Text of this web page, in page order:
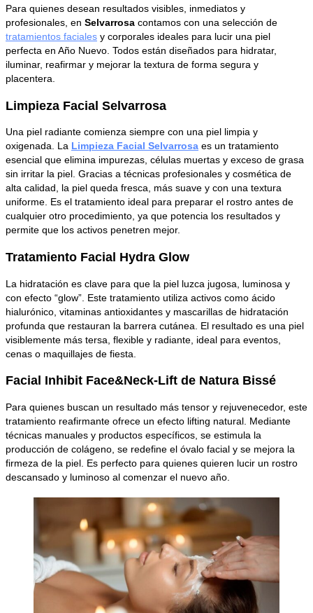
Para quienes desean resultados visibles, inmediatos y
profesionales, en Selvarrosa contamos con una selección de
tratamientos faciales y corporales ideales para lucir una piel
perfecta en Año Nuevo. Todos están diseñados para hidratar,
iluminar, reafirmar y mejorar la textura de forma segura y
placentera.
Limpieza Facial Selvarrosa
Una piel radiante comienza siempre con una piel limpia y
oxigenada. La Limpieza Facial Selvarrosa es un tratamiento
esencial que elimina impurezas, células muertas y exceso de grasa
sin irritar la piel. Gracias a técnicas profesionales y cosmética de
alta calidad, la piel queda fresca, más suave y con una textura
uniforme. Es el tratamiento ideal para preparar el rostro antes de
cual­quier otro procedimiento, ya que potencia los resultados y
permite que los activos penetren mejor.
Tratamiento Facial Hydra Glow
La hidratación es clave para que la piel luzca jugosa, luminosa y
con efecto “glow”. Este tratamiento utiliza activos como ácido
hialurónico, vitaminas antioxidantes y mascarillas de hidratación
profunda que restauran la barrera cutánea. El resultado es una piel
visiblemente más tersa, flexible y radiante, ideal para eventos,
cenas o maquillajes de fiesta.
Facial Inhibit Face&Neck-Lift de Natura Bissé
Para quienes buscan un resultado más tensor y rejuvenecedor, este
tratamiento reafirmante ofrece un efecto lifting natural. Mediante
técnicas manuales y productos específicos, se estimula la
producción de colágeno, se redefine el óvalo facial y se mejora la
firmeza de la piel. Es perfecto para quienes quieren lucir un rostro
descansado y luminoso al comenzar el nuevo año.